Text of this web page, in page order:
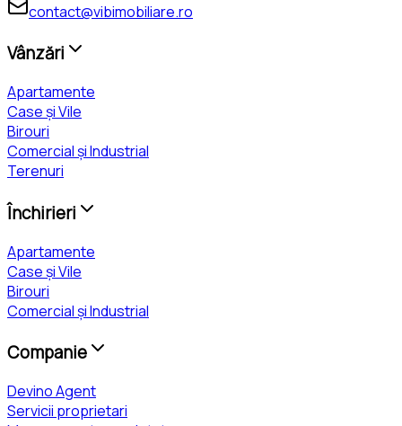
contact@vibimobiliare.ro
Vânzări
Apartamente
Case și Vile
Birouri
Comercial și Industrial
Terenuri
Închirieri
Apartamente
Case și Vile
Birouri
Comercial și Industrial
Companie
Devino Agent
Servicii proprietari